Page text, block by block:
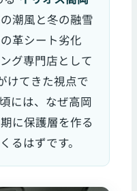
潮風と冬の融雪
革シート劣化
グ専門店として
けてきた視点で
には、なぜ高岡
に保護層を作る
るはずです。